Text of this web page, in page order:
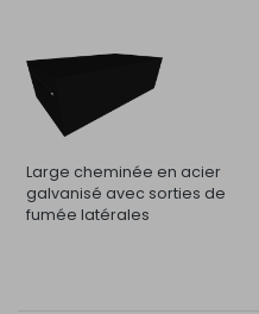
Large cheminée en acier
galvanisé avec sorties de
fumée latérales